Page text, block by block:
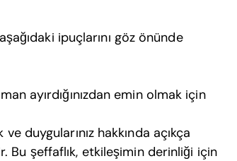
ipuçlarını göz önünde
ayırdığınızdan emin olmak için
duygularınız hakkında açıkça
Bu şeffaflık, etkileşimin derinliği için